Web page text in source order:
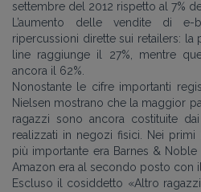
settembre del 2012 rispetto al 7%
L’aumento delle vendite di
ripercussioni dirette sui retailers:
line raggiunge il 27%, mentre
ancora il 62%.
Nonostante le cifre importanti
Nielsen mostrano che la maggior
ragazzi sono ancora costituite
realizzati in negozi fisici. Nei
più importante era Barnes &
Amazon era al secondo posto con il
Escluso il cosiddetto «Altro